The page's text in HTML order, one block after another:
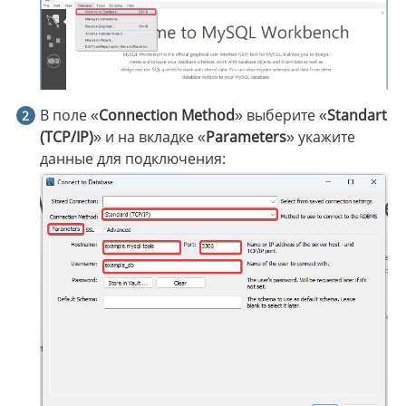
В поле «Connection Method» выберите «Standart
(TCP/IP)» и на вкладке «Parameters» укажите
данные для подключения: